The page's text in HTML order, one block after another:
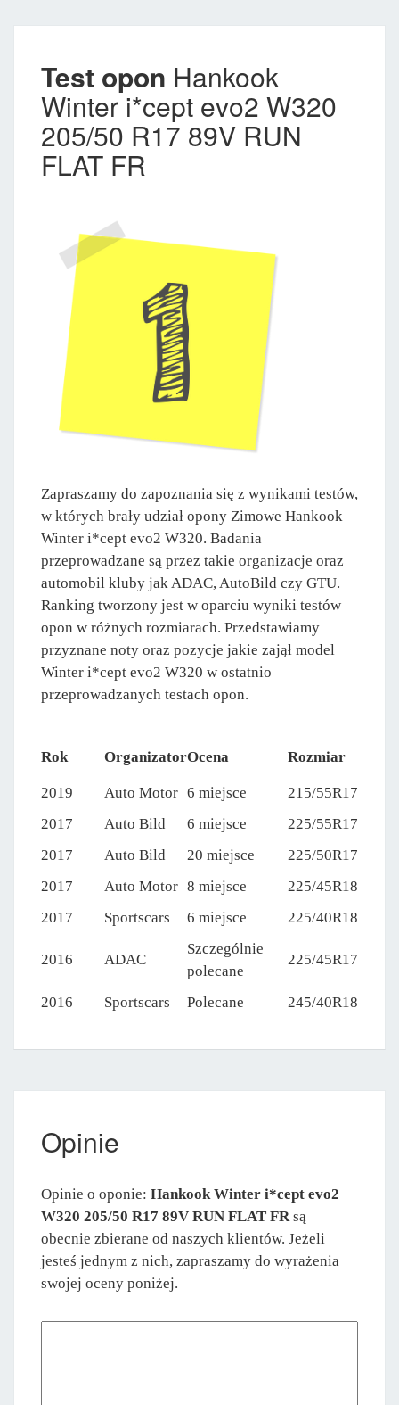
Test opon Hankook
Winter i*cept evo2 W320
205/50 R17 89V RUN
FLAT FR
Zapraszamy do zapoznania się z wynikami testów,
w których brały udział opony Zimowe Hankook
Winter i*cept evo2 W320. Badania
przeprowadzane są przez takie organizacje oraz
automobil kluby jak ADAC, AutoBild czy GTU.
Ranking tworzony jest w oparciu wyniki testów
opon w różnych rozmiarach. Przedstawiamy
przyznane noty oraz pozycje jakie zajął model
Winter i*cept evo2 W320 w ostatnio
przeprowadzanych testach opon.
Rok OrganizatorOcena Rozmiar
2019 Auto Motor 6 miejsce
215/55R17
2017
Auto Bild 6 miejsce
225/55R17
2017
Auto Bild 20 miejsce
225/50R17
2017
Auto Motor 8 miejsce
225/45R18
2017
Sportscars 6 miejsce 225/40R18
2016 ADAC
Szczególnie
polecane
225/45R17
2016 Sportscars Polecane 245/40R18
Opinie
Opinie o oponie: Hankook Winter i*cept evo2
W320 205/50 R17 89V RUN FLAT FRsą
obecnie zbierane od naszych klientów. Jeżeli
jesteś jednym z nich, zapraszamy do wyrażenia
swojej oceny poniżej.